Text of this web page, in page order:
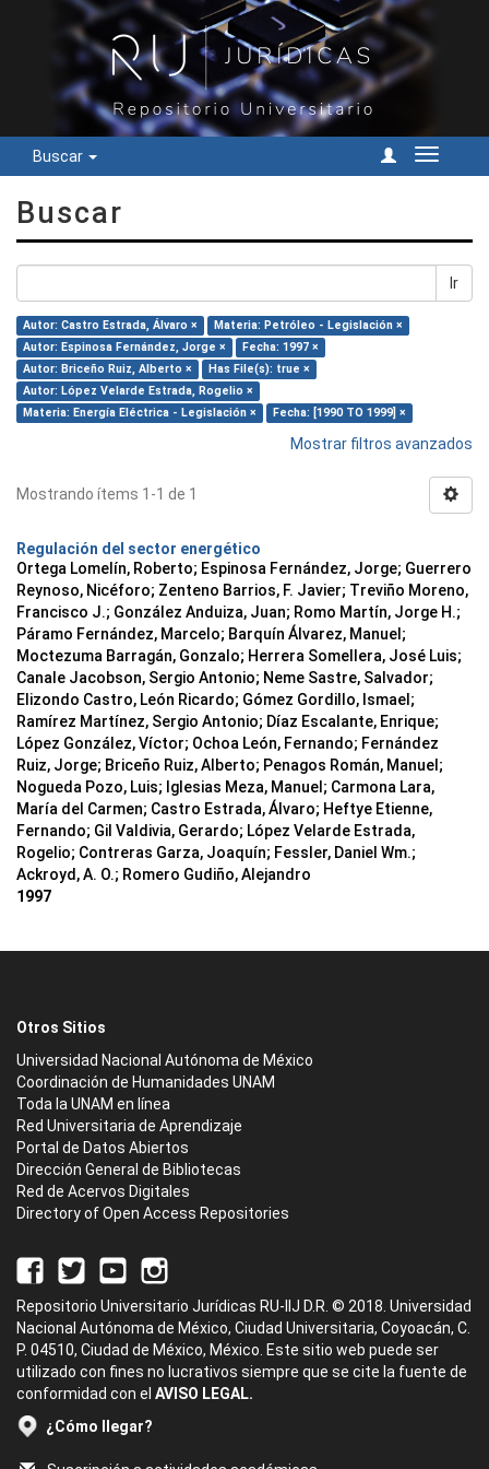
Buscar
Cambiar
Buscar
Ir
Autor: Castro Estrada, Álvaro ×
Materia: Petróleo - Legislación ×
Autor: Espinosa Fernández, Jorge ×
Fecha: 1997 ×
Autor: Briceño Ruiz, Alberto ×
Has File(s): true ×
Autor: López Velarde Estrada, Rogelio ×
Materia: Energía Eléctrica - Legislación ×
Fecha: [1990 TO 1999] ×
Mostrar filtros avanzados
Mostrando ítems 1-1 de 1
Regulación del sector energético
Ortega Lomelín, Roberto; Espinosa Fernández, Jorge; Guerrero
Reynoso, Nicéforo; Zenteno Barrios, F. Javier; Treviño Moreno,
Francisco J.; González Anduiza, Juan; Romo Martín, Jorge H.;
Páramo Fernández, Marcelo; Barquín Álvarez, Manuel;
Moctezuma Barragán, Gonzalo; Herrera Somellera, José Luis;
Canale Jacobson, Sergio Antonio; Neme Sastre, Salvador;
Elizondo Castro, León Ricardo; Gómez Gordillo, Ismael;
Ramírez Martínez, Sergio Antonio; Díaz Escalante, Enrique;
López González, Víctor; Ochoa León, Fernando; Fernández
Ruiz, Jorge; Briceño Ruiz, Alberto; Penagos Román, Manuel;
Nogueda Pozo, Luis; Iglesias Meza, Manuel; Carmona Lara,
María del Carmen; Castro Estrada, Álvaro; Heftye Etienne,
Fernando; Gil Valdivia, Gerardo; López Velarde Estrada,
Rogelio; Contreras Garza, Joaquín; Fessler, Daniel Wm.;
Ackroyd, A. O.; Romero Gudiño, Alejandro
1997
Otros Sitios
Universidad Nacional Autónoma de México
Coordinación de Humanidades UNAM
Toda la UNAM en línea
Red Universitaria de Aprendizaje
Portal de Datos Abiertos
Dirección General de Bibliotecas
Red de Acervos Digitales
Directory of Open Access Repositories
Repositorio Universitario Jurídicas RU-IIJ D.R. © 2018. Universidad
Nacional Autónoma de México, Ciudad Universitaria, Coyoacán, C.
P. 04510, Ciudad de México, México. Este sitio web puede ser
utilizado con fines no lucrativos siempre que se cite la fuente de
conformidad con el AVISO LEGAL.
¿Cómo llegar?